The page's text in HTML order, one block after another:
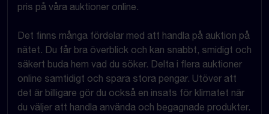
pris på våra auktioner online.
Det finns många fördelar med att handla på auktion på
nätet. Du får bra överblick och kan snabbt, smidigt och
säkert buda hem vad du söker. Delta i flera auktioner
online samtidigt och spara stora pengar. Utöver att
det är billigare gör du också en insats för klimatet när
du väljer att handla använda och begagnade produkter.